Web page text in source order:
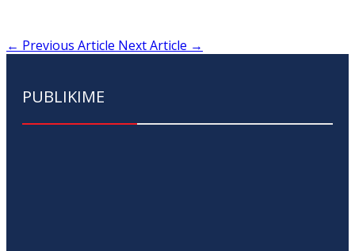
← Previous Article Next Article →
PUBLIKIME